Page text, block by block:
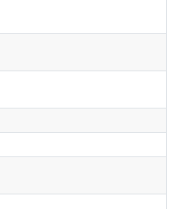
van onderwerpen